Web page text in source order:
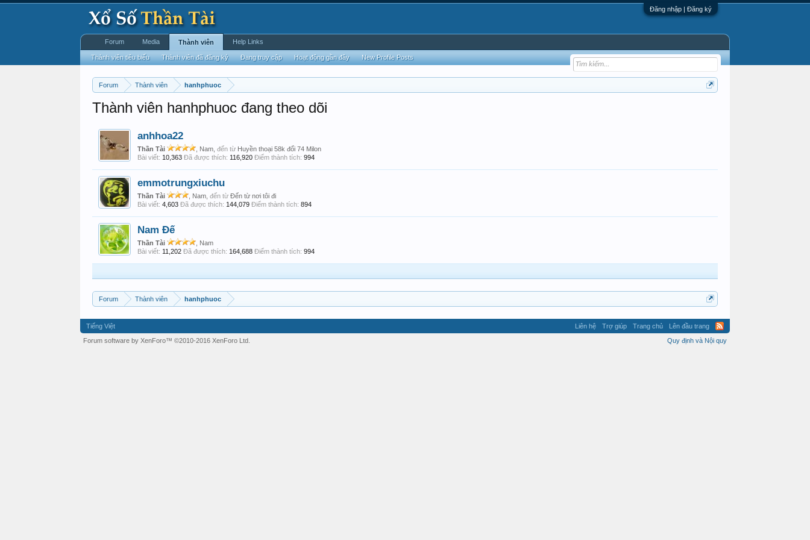
Đăng nhập | Đăng ký
Forum Thành viên hanhphuoc
Thành viên hanhphuoc đang theo dõi
anhhoa22
Thần Tài , Nam, đến từ Huyền thoại 58k đổi 74 Milon
Bài viết: 10,363 Đã được thích: 116,920 Điểm thành tích: 994
emmotrungxiuchu
Thần Tài , Nam, đến từ Đến từ nơi tôi đi
Bài viết: 4,603 Đã được thích: 144,079 Điểm thành tích: 894
Nam Đế
Thần Tài
, Nam
Bài viết: 11,202 Đã được thích: 164,688 Điểm thành tích: 994
Forum Thành viên hanhphuoc
Forum Media Thành viên
Thành viên tiêu biểu Thành viên đã đăng ký Đang truy cập Hoạt động gần đây New Profile Posts
Help Links
Tiếng Việt Liên hệ Trợ giúp Trang chủ
Lên đầu trang
Quy định và Nội quy
Forum software by XenForo™ ©2010-2016 XenForo Ltd.